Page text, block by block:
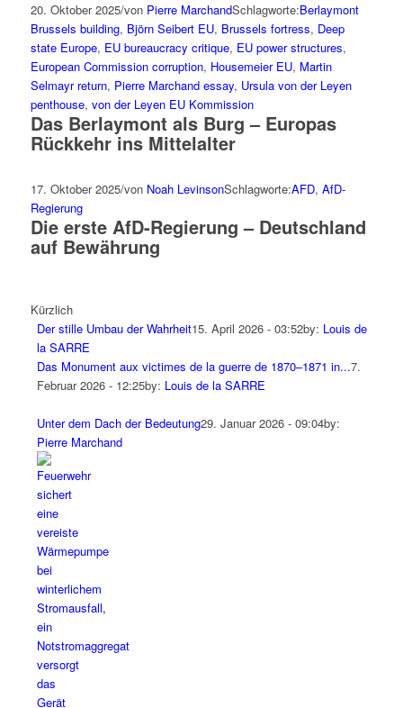
20. Oktober 2025/von Pierre MarchandSchlagworte:Berlaymont
Brussels building, Björn Seibert EU, Brussels fortress, Deep
state Europe, EU bureaucracy critique, EU power structures,
European Commission corruption, Housemeier EU, Martin
Selmayr return, Pierre Marchand essay, Ursula von der Leyen
penthouse, von der Leyen EU Kommission
Das Berlaymont als Burg – Europas
Rückkehr ins Mittelalter
17. Oktober 2025/von Noah LevinsonSchlagworte:AFD, AfD-
Regierung
Die erste AfD-Regierung – Deutschland
auf Bewährung
Kürzlich
Der stille Umbau der Wahrheit15. April 2026 - 03:52by: Louis de
la SARRE
Das Monument aux victimes de la guerre de 1870–1871 in...7.
Februar 2026 - 12:25by: Louis de la SARRE
Unter dem Dach der Bedeutung29. Januar 2026 - 09:04by:
Pierre Marchand